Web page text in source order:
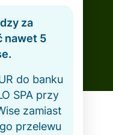
za
nawet 5
do banku
SPA przy
zamiast
przelewu